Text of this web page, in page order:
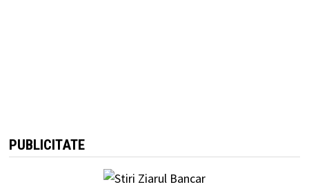
PUBLICITATE